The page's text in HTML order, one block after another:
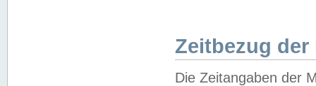
Zeitbezug der
Die Zeitangaben der